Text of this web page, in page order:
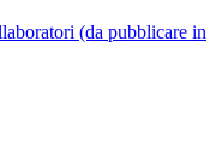
(da pubblicare in